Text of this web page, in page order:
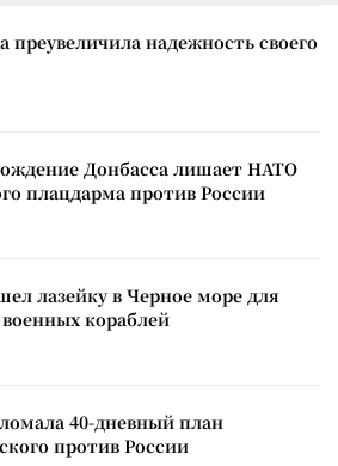
преувеличила надежность своего
Донбасса лишает НАТО
плацдарма против России
лазейку в Черное море для
кораблей
40-дневный план
против России